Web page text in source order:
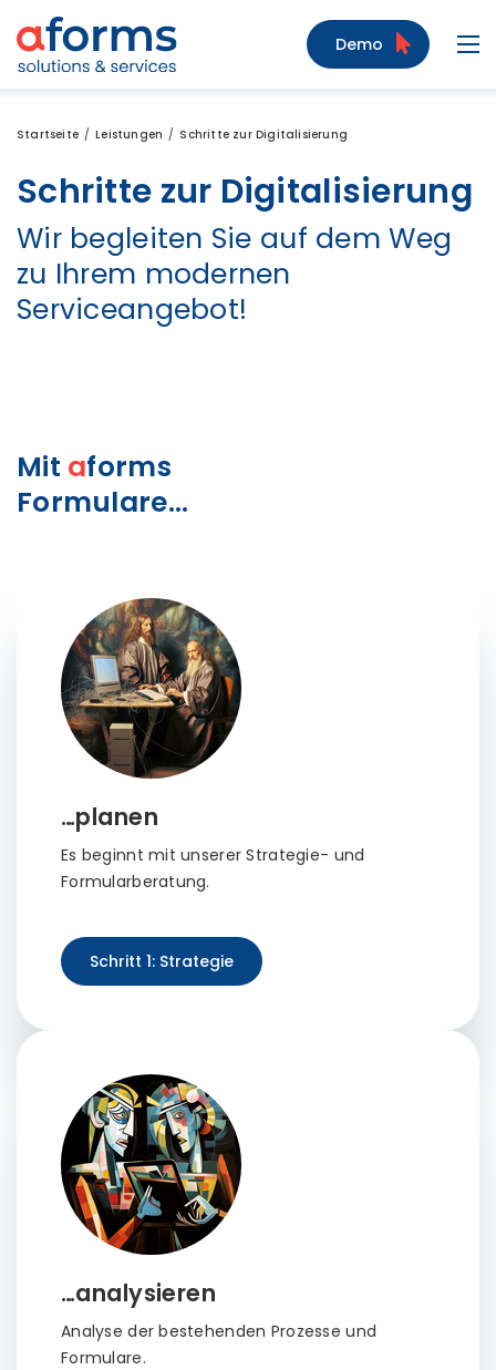
Zum Inhalt
Zum Menü
Zur Suche
Demo
Startseite Leistungen Schritte zur Digitalisierung
Schritte zur Digitalisierung
Wir begleiten Sie auf dem Weg
zu Ihrem modernen
Serviceangebot!
Mit aforms
Formulare…
…planen
Es beginnt mit unserer Strategie- und
Formularberatung.
Schritt 1: Strategie
…analysieren
Analyse der bestehenden Prozesse und
Formulare.